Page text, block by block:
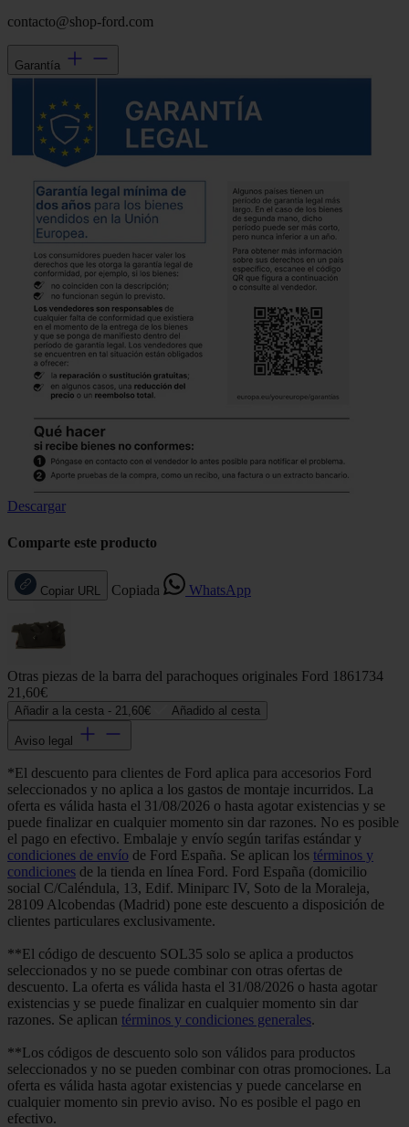
contacto@shop-ford.com
Garantía
Descargar
Comparte este producto
Copiar URL Copiada WhatsApp
Otras piezas de la barra del parachoques originales Ford 1861734
21,60€
Añadir a la cesta - 21,60€ Añadido al cesta
Aviso legal
*El descuento para clientes de Ford aplica para accesorios Ford
seleccionados y no aplica a los gastos de montaje incurridos. La
oferta es válida hasta el 31/08/2026 o hasta agotar existencias y se
puede finalizar en cualquier momento sin dar razones. No es posible
el pago en efectivo. Embalaje y envío según tarifas estándar y
condiciones de envío de Ford España. Se aplican los términos y
condiciones de la tienda en línea Ford. Ford España (domicilio
social C/Caléndula, 13, Edif. Miniparc IV, Soto de la Moraleja,
28109 Alcobendas (Madrid) pone este descuento a disposición de
clientes particulares exclusivamente.
**El código de descuento SOL35 solo se aplica a productos
seleccionados y no se puede combinar con otras ofertas de
descuento. La oferta es válida hasta el 31/08/2026 o hasta agotar
existencias y se puede finalizar en cualquier momento sin dar
razones. Se aplican términos y condiciones generales.
**Los códigos de descuento solo son válidos para productos
seleccionados y no se pueden combinar con otras promociones. La
oferta es válida hasta agotar existencias y puede cancelarse en
cualquier momento sin previo aviso. No es posible el pago en
efectivo.